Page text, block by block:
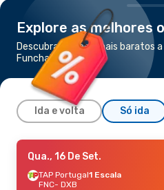
Explore as melhores
Descubra os voos mais baratos
Funchal para Dubai
Ida e volta Só ida
Qui., 22 De Out.
TVS Smartwings1 Escala
FNC- DXB
Qua., 16 De Set.
TAP Portugal1 Escala
FNC- DXB